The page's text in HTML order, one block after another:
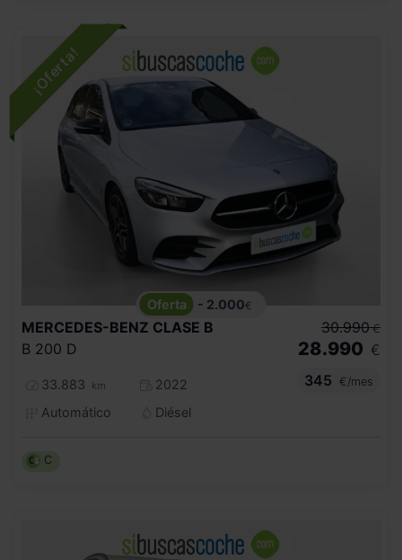
- 2.000€
MERCEDES-BENZ CLASE B
B 200 D
33.883 km
2022
Automático
Diésel
30.990 €
28.990 €
345
€/mes
C